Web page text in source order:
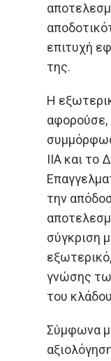
επιτυχή
της.
Η
αφορούσε,
IIA και το
την
σύγκριση
γνώσης
του
Σύμφωνα